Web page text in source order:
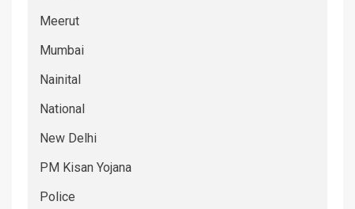
Meerut
Mumbai
Nainital
National
New Delhi
PM Kisan Yojana
Police